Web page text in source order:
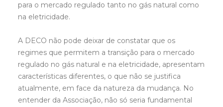
para o mercado regulado tanto no gás natural como
na eletricidade.
A DECO não pode deixar de constatar que os
regimes que permitem a transição para o mercado
regulado no gás natural e na eletricidade, apresentam
características diferentes, o que não se justifica
atualmente, em face da natureza da mudança. No
entender da Associação, não só seria fundamental